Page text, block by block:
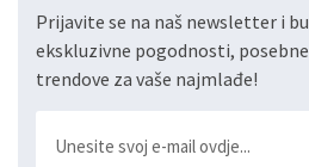
Prijavite se na naš newsletter i
ekskluzivne pogodnosti,
trendove za vaše najmlađe!